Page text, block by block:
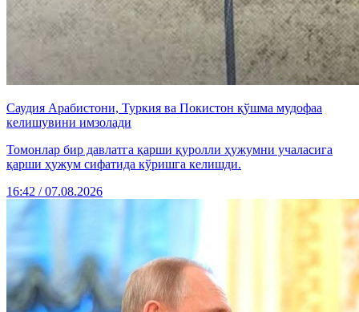
Саудия Арабистони, Туркия ва Покистон қўшма мудофаа
келишувини имзолади
Томонлар бир давлатга қарши қуролли ҳужумни учаласига
қарши ҳужум сифатида кўришга келишди.
16:42 / 07.08.2026